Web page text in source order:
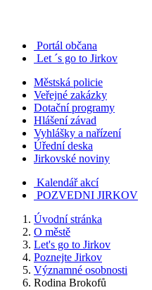
Portál občana
Let ´s go to Jirkov
Městská policie
Veřejné zakázky
Dotační programy
Hlášení závad
Vyhlášky a nařízení
Úřední deska
Jirkovské noviny
Kalendář akcí
POZVEDNI JIRKOV
Úvodní stránka
O městě
Let's go to Jirkov
Poznejte Jirkov
Významné osobnosti
Rodina Brokofů